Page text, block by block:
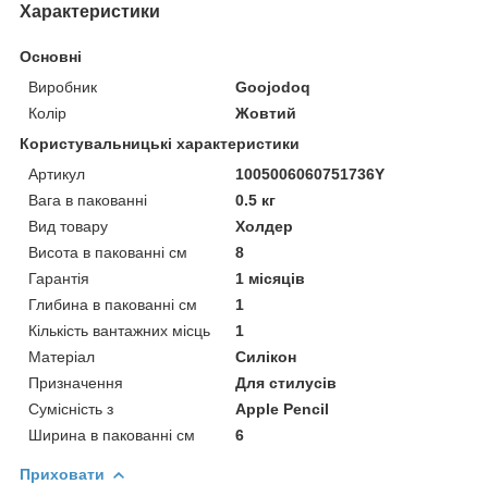
Характеристики
Основні
Виробник
Goojodoq
Колір
Жовтий
Користувальницькі характеристики
Артикул
1005006060751736Y
Вага в пакованні
0.5 кг
Вид товару
Холдер
Висота в пакованні см
8
Гарантія
1 місяців
Глибина в пакованні см
1
Кількість вантажних місць
1
Матеріал
Силікон
Призначення
Для стилусів
Сумісність з
Apple Pencil
Ширина в пакованні см
6
Приховати